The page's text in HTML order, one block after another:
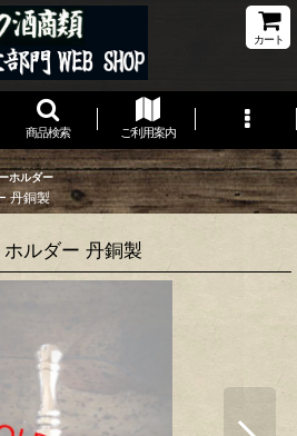
カート
商品検索 ご利用案内
ホルダー
丹銅製
ルダー 丹銅製